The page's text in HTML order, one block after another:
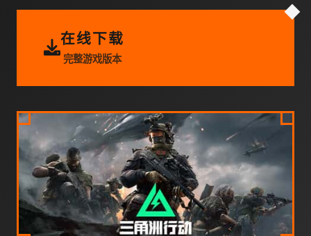
在线下载
完整游戏版本